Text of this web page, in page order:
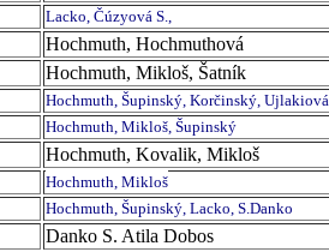
Lacko, Čúzyová S.,
Hochmuth, Hochmuthová
Hochmuth, Mikloš, Šatník
Hochmuth, Šupinský, Korčinský, Ujlakiová
Hochmuth, Mikloš, Šupinský
Hochmuth, Kovalik, Mikloš
Hochmuth, Mikloš
Hochmuth, Šupinský, Lacko, S.Danko
Danko S. Atila Dobos